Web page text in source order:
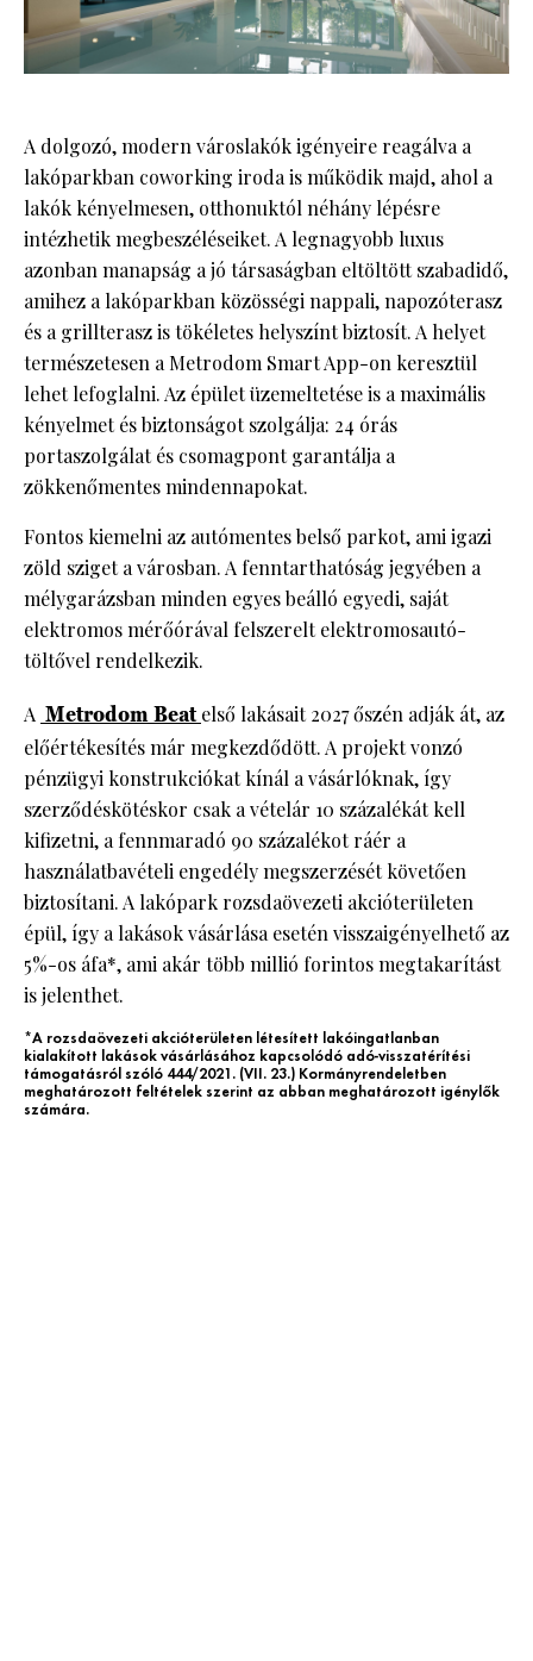
A dolgozó, modern városlakók igényeire reagálva a
lakóparkban coworking iroda is működik majd, ahol a
lakók kényelmesen, otthonuktól néhány lépésre
intézhetik megbeszéléseiket. A legnagyobb luxus
azonban manapság a jó társaságban eltöltött szabadidő,
amihez a lakóparkban közösségi nappali, napozóterasz
és a grillterasz is tökéletes helyszínt biztosít. A helyet
természetesen a Metrodom Smart App-on keresztül
lehet lefoglalni. Az épület üzemeltetése is a maximális
kényelmet és biztonságot szolgálja: 24 órás
portaszolgálat és csomagpont garantálja a
zökkenőmentes mindennapokat.
Fontos kiemelni az autómentes belső parkot, ami igazi
zöld sziget a városban. A fenntarthatóság jegyében a
mélygarázsban minden egyes beálló egyedi, saját
elektromos mérőórával felszerelt elektromosautó-
töltővel rendelkezik.
A Metrodom Beatelső lakásait 2027 őszén adják át, az
előértékesítés már megkezdődött. A projekt vonzó
pénzügyi konstrukciókat kínál a vásárlóknak, így
szerződéskötéskor csak a vételár 10 százalékát kell
kifizetni, a fennmaradó 90 százalékot ráér a
használatbavételi engedély megszerzését követően
biztosítani. A lakópark rozsdaövezeti akcióterületen
épül, így a lakások vásárlása esetén visszaigényelhető az
5%-os áfa*, ami akár több millió forintos megtakarítást
is jelenthet.
*A rozsdaövezeti akcióterületen létesített lakóingatlanban
kialakított lakások vásárlásához kapcsolódó adó-visszatérítési
támogatásról szóló 444/2021. (VII. 23.) Kormányrendeletben
meghatározott feltételek szerint az abban meghatározott igénylők
számára.